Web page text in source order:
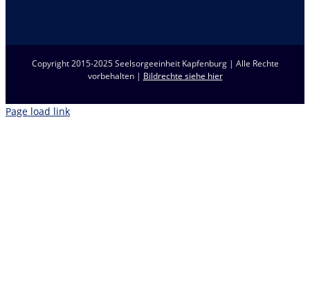
Copyright 2015-2025 Seelsorgeeinheit Kapfenburg | Alle Rechte
vorbehalten | Bildrechte siehe hier
Page load link